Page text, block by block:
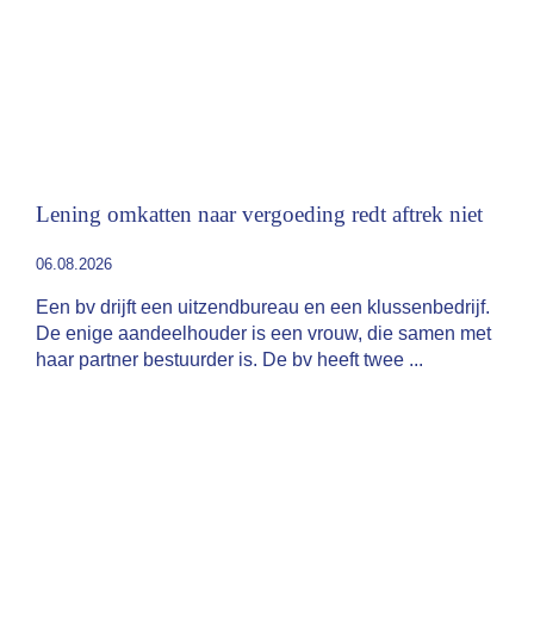
Lening omkatten naar vergoeding redt aftrek niet
06.08.2026
Een bv drijft een uitzendbureau en een klussenbedrijf.
De enige aandeelhouder is een vrouw, die samen met
haar partner bestuurder is. De bv heeft twee